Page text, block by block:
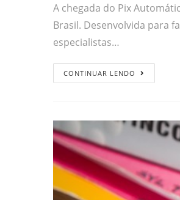
A chegada do Pix
Brasil. Desenvolvida para
especialistas…
CONTINUAR LENDO